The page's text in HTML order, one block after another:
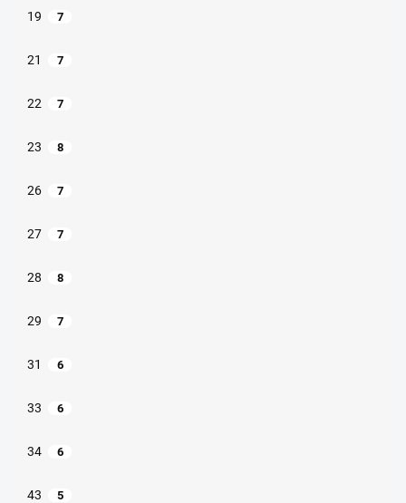
19 7
21 7
22 7
23 8
26 7
27 7
28 8
29 7
31 6
33 6
34 6
43 5